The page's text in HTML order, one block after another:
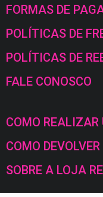
FORMAS DE
POLÍTICAS DE
POLÍTICAS DE
FALE CONOSCO
COMO
COMO
SOBRE A LOJA